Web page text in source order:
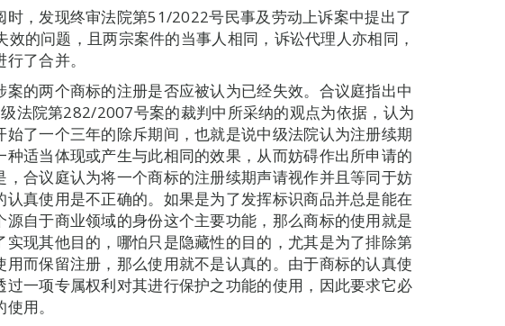
时，发现终审法院第51/2022号民事及劳动上诉案中提出了
的问题，且两宗案件的当事人相同，诉讼代理人亦相同，
了合并。
的两个商标的注册是否应被认为已经失效。合议庭指出中
法院第282/2007号案的裁判中所采纳的观点为依据，认为
始了一个三年的除斥期间，也就是说中级法院认为注册续期
种适当体现或产生与此相同的效果，从而妨碍作出所申请的
合议庭认为将一个商标的注册续期声请视作并且等同于妨
真使用是不正确的。如果是为了发挥标识商品并总是能在
自于商业领域的身份这个主要功能，那么商标的使用就是
现其他目的，哪怕只是隐藏性的目的，尤其是为了排除第
而保留注册，那么使用就不是认真的。由于商标的认真使
过一项专属权利对其进行保护之功能的使用，因此要求它必
用。